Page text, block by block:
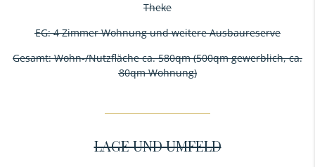
Theke
EG: 4 Zimmer Wohnung und weitere Ausbaureserve
Gesamt: Wohn-/Nutzfläche ca. 580qm (500qm gewerblich, ca.
80qm Wohnung)
LAGE UND UMFELD